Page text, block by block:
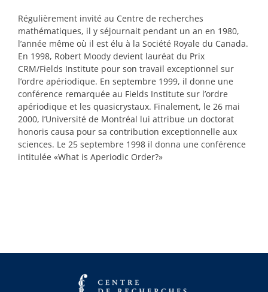
Régulièrement invité au Centre de recherches
mathématiques, il y séjournait pendant un an en 1980,
l’année même où il est élu à la Société Royale du Canada.
En 1998, Robert Moody devient lauréat du Prix
CRM/Fields Institute pour son travail exceptionnel sur
l’ordre apériodique. En septembre 1999, il donne une
conférence remarquée au Fields Institute sur l’ordre
apériodique et les quasicrystaux. Finalement, le 26 mai
2000, l’Université de Montréal lui attribue un doctorat
honoris causa pour sa contribution exceptionnelle aux
sciences. Le 25 septembre 1998 il donna une conférence
intitulée «What is Aperiodic Order?»